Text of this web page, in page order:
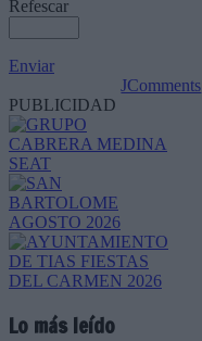
Refescar
Enviar
JComments
PUBLICIDAD
Lo más leído